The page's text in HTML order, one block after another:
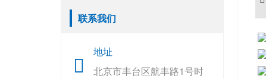
联系我们
地址
北京市丰台区航丰路1号时